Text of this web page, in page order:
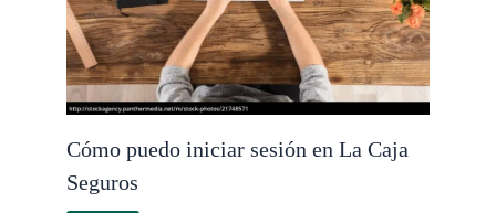
Cómo puedo iniciar sesión en La Caja
Seguros